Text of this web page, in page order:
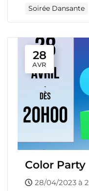
Soirée Dansante
28
AVR
Color Party
28/04/2023 à